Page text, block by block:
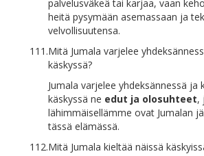
palvelusväkeä tai karjaa, vaan
heitä pysymään asemassaan ja
velvollisuutensa.
111.Mitä Jumala varjelee
käskyssä?
Jumala varjelee yhdeksännessä ja
käskyssä ne edut ja olosuhteet,
lähimmäisellämme ovat Jumalan
tässä elämässä.
112.Mitä Jumala kieltää näissä